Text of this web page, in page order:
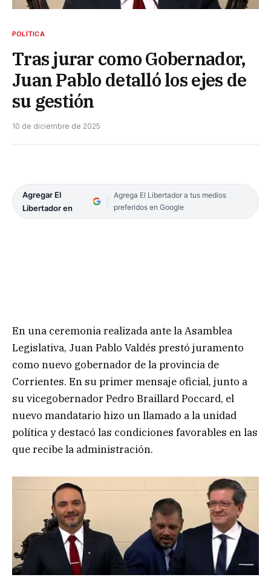
POLÍTICA
Tras jurar como Gobernador,
Juan Pablo detalló los ejes de
su gestión
10 de diciembre de 2025
Agregar El
Libertador en
Agrega El Libertador a tus medios
preferidos en Google
En una ceremonia realizada ante la Asamblea
Legislativa, Juan Pablo Valdés prestó juramento
como nuevo gobernador de la provincia de
Corrientes. En su primer mensaje oficial, junto a
su vicegobernador Pedro Braillard Poccard, el
nuevo mandatario hizo un llamado a la unidad
política y destacó las condiciones favorables en las
que recibe la administración.